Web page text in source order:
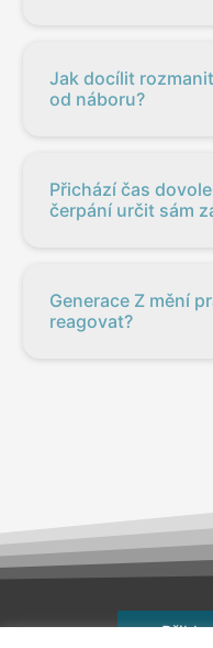
Jak docílit
od náboru?
Přichází čas
čerpání určit sám
Generace Z mění
reagovat?